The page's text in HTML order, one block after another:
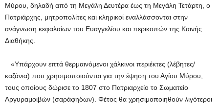
Μύρου, δηλαδή από τη Μεγάλη Δευτέρα έως τη Μεγάλη Τετάρτη, ο
Πατριάρχης, μητροπολίτες και κληρικοί εναλλάσσονται στην
ανάγνωση κεφαλαίων του Ευαγγελίου και περικοπών της Καινής
Διαθήκης.
«Υπάρχουν επτά θερμαινόμενοι χάλκινοι περιέκτες (λέβητες/
καζάνια) που χρησιμοποιούνται για την έψηση του Αγίου Μύρου,
τους οποίους δώρισε το 1807 στο Πατριαρχείο το Σωματείο
Αργυραμοιβών (σαράφηδων). Φέτος θα χρησιμοποιηθούν λιγότεροι